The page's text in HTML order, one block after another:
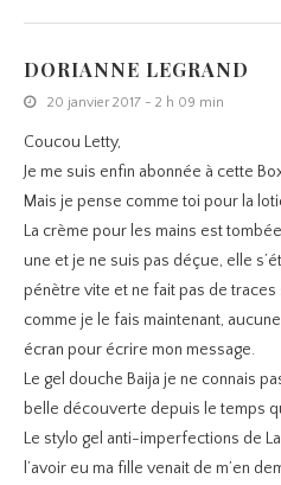
DORIANNE LEGRAND
20 janvier 2017 - 2 h 09 min
Coucou Letty,
Je me suis enfin abonnée à cette
Mais je pense comme toi pour la
La crème pour les mains est
une et je ne suis pas déçue, elle
pénètre vite et ne fait pas de
comme je le fais maintenant,
écran pour écrire mon message.
Le gel douche Baija je ne connais
belle découverte depuis le temps
Le stylo gel anti-imperfections de
l’avoir eu ma fille venait de m’en